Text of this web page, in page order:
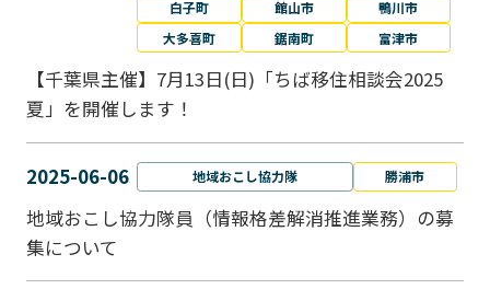
白子町
館山市
鴨川市
大多喜町
鋸南町 富津市
【千葉県主催】7月13日(日)「ちば移住相談会2025
夏」を開催します！
2025-06-06 地域おこし協力隊 勝浦市
地域おこし協力隊員（情報格差解消推進業務）の募
集について